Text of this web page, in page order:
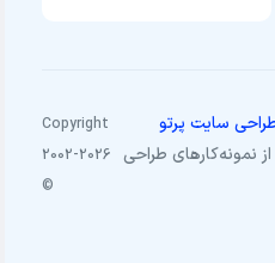
سایت پرتو
نمونه‌کارهای طراحی
Copyright
2002-2026
©